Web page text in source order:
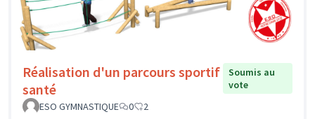
Réalisation d'un parcours sportif
santé
Soumis au
vote
ESO GYMNASTIQUE
0 2